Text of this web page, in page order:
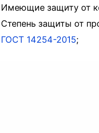
Имеющие защиту от
Степень защиты от
ГОСТ 14254-2015;